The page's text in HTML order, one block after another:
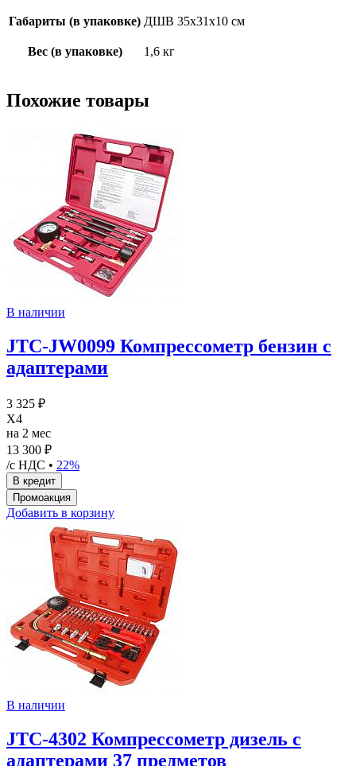
Габариты (в упаковке) ДШВ 35х31х10 см
Вес (в упаковке) 1,6 кг
Похожие товары
В наличии
JTC-JW0099 Компрессометр бензин с
адаптерами
3 325 ₽
X4
на 2 мес
13 300 ₽
/с НДС • 22%
Добавить в корзину
В наличии
JTC-4302 Компрессометр дизель с
адаптерами 37 предметов